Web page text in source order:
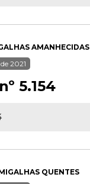
AMANHECIDAS
2021
5.154
QUENTES